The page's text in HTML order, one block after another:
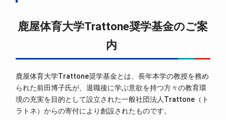
鹿屋体育大学Trattone奨学基金のご案
内
鹿屋体育大学Trattone奨学基金とは、長年本学の教授を務め
られた前田博子氏が、退職後に学ぶ意欲を持つ方々の教育環
境の充実を目的として設立された一般社団法人Trattone（ト
ラトネ）からの寄付により創設されたものです。